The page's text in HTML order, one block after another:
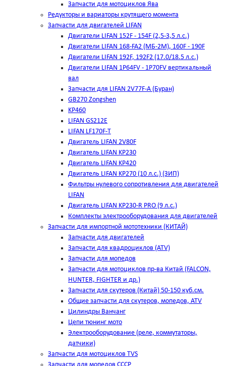
Запчасти для мотоциклов Ява
Редукторы и вариаторы крутящего момента
Запчасти для двигателей LIFAN
Двигатели LIFAN 152F - 154F (2,5-3,5 л.с.)
Двигатели LIFAN 168-FA2 (МБ-2М), 160F - 190F
Двигатели LIFAN 192F, 192F2 (17.0/18.5 л.с.)
Двигатели LIFAN 1Р64FV - 1Р70FV вертикальный
вал
Запчасти для LIFAN 2V77F-A (Буран)
GB270 Zongshen
KP460
LIFAN GS212E
LIFAN LF170F-T
Двигатель LIFAN 2V80F
Двигатель LIFAN KP230
Двигатель LIFAN KP420
Двигатель LIFAN KP270 (10 л.с.) (ЗИП)
Фильтры нулевого сопротивления для двигателей
LIFAN
Двигатель LIFAN KP230-R PRO (9 л.с.)
Комплекты электрооборудования для двигателей
Запчасти для импортной мототехники (КИТАЙ)
Запчасти для двигателей
Запчасти для квадроциклов (ATV)
Запчасти для мопедов
Запчасти для мотоциклов пр-ва Китай (FALCON,
HUNTER, FIGHTER и др.)
Запчасти для скутеров (Китай) 50-150 куб.см.
Общие запчасти для скутеров, мопедов, ATV
Цилиндры Ванчанг
Цепи тюнинг мото
Электрооборудование (реле, коммутаторы,
датчики)
Запчасти для мотоциклов TVS